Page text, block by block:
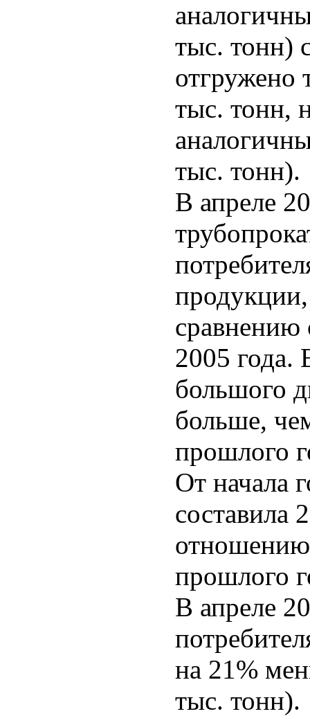
тыс. тонн)
отгружено
тыс. тонн,
тыс. тонн).
В апреле
сравнению
2005 года.
большого
больше,
прошлого
От начала
составила
прошлого
В апреле
на 21%
тыс. тонн).